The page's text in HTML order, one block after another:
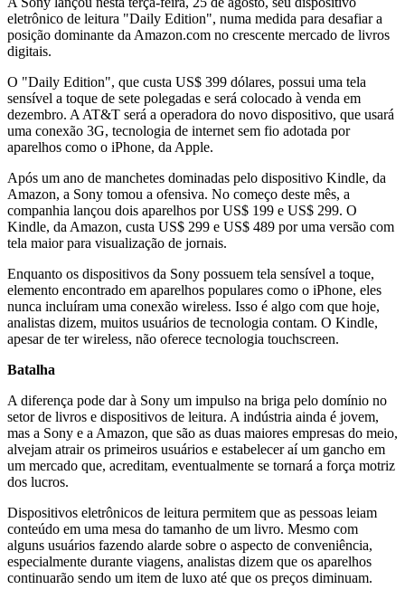
eletrônico de leitura "Daily Edition", numa medida para desafiar a
posição dominante da Amazon.com no crescente mercado de livros
digitais.
O "Daily Edition", que custa US$ 399 dólares, possui uma tela
sensível a toque de sete polegadas e será colocado à venda em
dezembro. A AT&T será a operadora do novo dispositivo, que usará
uma conexão 3G, tecnologia de internet sem fio adotada por
aparelhos como o iPhone, da Apple.
Após um ano de manchetes dominadas pelo dispositivo Kindle, da
Amazon, a Sony tomou a ofensiva. No começo deste mês, a
companhia lançou dois aparelhos por US$ 199 e US$ 299. O
Kindle, da Amazon, custa US$ 299 e US$ 489 por uma versão com
tela maior para visualização de jornais.
Enquanto os dispositivos da Sony possuem tela sensível a toque,
elemento encontrado em aparelhos populares como o iPhone, eles
nunca incluíram uma conexão wireless. Isso é algo com que hoje,
analistas dizem, muitos usuários de tecnologia contam. O Kindle,
apesar de ter wireless, não oferece tecnologia touchscreen.
Batalha
A diferença pode dar à Sony um impulso na briga pelo domínio no
setor de livros e dispositivos de leitura. A indústria ainda é jovem,
mas a Sony e a Amazon, que são as duas maiores empresas do meio,
alvejam atrair os primeiros usuários e estabelecer aí um gancho em
um mercado que, acreditam, eventualmente se tornará a força motriz
dos lucros.
Dispositivos eletrônicos de leitura permitem que as pessoas leiam
conteúdo em uma mesa do tamanho de um livro. Mesmo com
alguns usuários fazendo alarde sobre o aspecto de conveniência,
especialmente durante viagens, analistas dizem que os aparelhos
continuarão sendo um item de luxo até que os preços diminuam.